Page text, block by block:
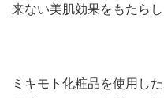
来ない美肌効果をもたらし
ミキモト化粧品を使用し